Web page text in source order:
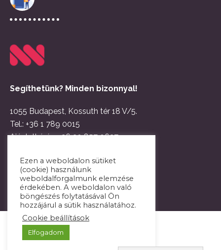
Segíthetünk? Minden bizonnyal!
1055 Budapest, Kossuth tér 18 V/5.
Tel.: +36 1 789 0015
Ajánlatkérés:+36 30 857 0627
Ezen a weboldalon sütiket
(cookie) használunk
weboldalforgalmunk elemzése
érdekében. A weboldalon való
böngészés folytatásával Ön
hozzájárul a sütik használatához.
Cookie beállítások
Elfogadom